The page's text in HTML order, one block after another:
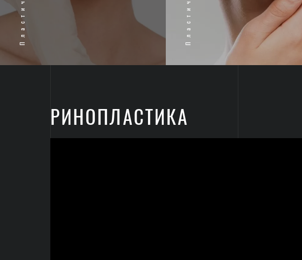
РИНОПЛАСТИКА